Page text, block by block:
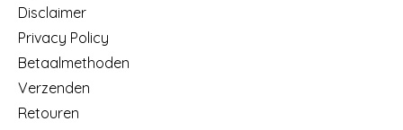
Disclaimer
Privacy Policy
Betaalmethoden
Verzenden
Retouren